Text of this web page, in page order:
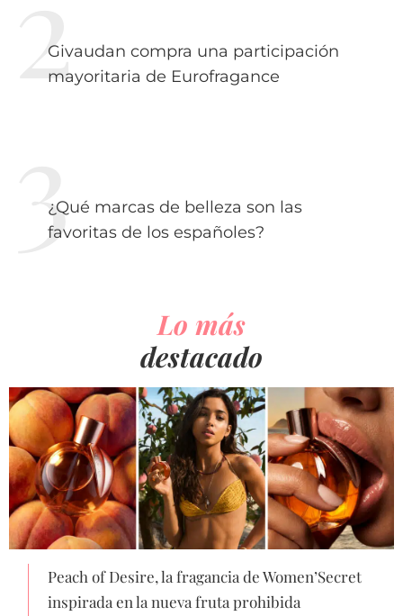
Givaudan compra una participación
mayoritaria de Eurofragance
¿Qué marcas de belleza son las
favoritas de los españoles?
Lo más
destacado
Peach of Desire, la fragancia de Women’Secret
inspirada en la nueva fruta prohibida